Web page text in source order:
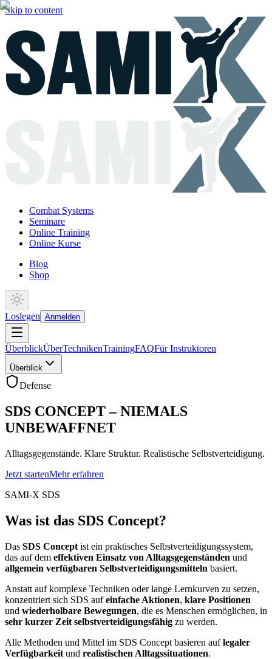
Skip to content
Combat Systems
Seminare
Online Training
Online Kurse
Blog
Shop
Loslegen Anmelden
ÜberblickÜberTechnikenTrainingFAQFür Instruktoren
Überblick
Defense
SDS CONCEPT – NIEMALS
UNBEWAFFNET
Alltagsgegenstände. Klare Struktur. Realistische Selbstverteidigung.
Jetzt startenMehr erfahren
SAMI-X SDS
Was ist das SDS Concept?
Das SDS Concept ist ein praktisches Selbstverteidigungssystem,
das auf dem effektiven Einsatz von Alltagsgegenständen und
allgemein verfügbaren Selbstverteidigungsmitteln basiert.
Anstatt auf komplexe Techniken oder lange Lernkurven zu setzen,
konzentriert sich SDS aufeinfache Aktionen, klare Positionen
und wiederholbare Bewegungen, die es Menschen ermöglichen, in
sehr kurzer Zeit selbstverteidigungsfähig zu werden.
Alle Methoden und Mittel im SDS Concept basieren auflegaler
Verfügbarkeit und realistischen Alltagssituationen.